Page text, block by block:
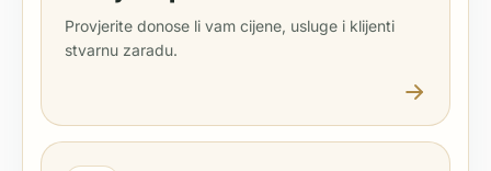
Provjerite donose li vam cijene, usluge i klijenti
stvarnu zaradu.